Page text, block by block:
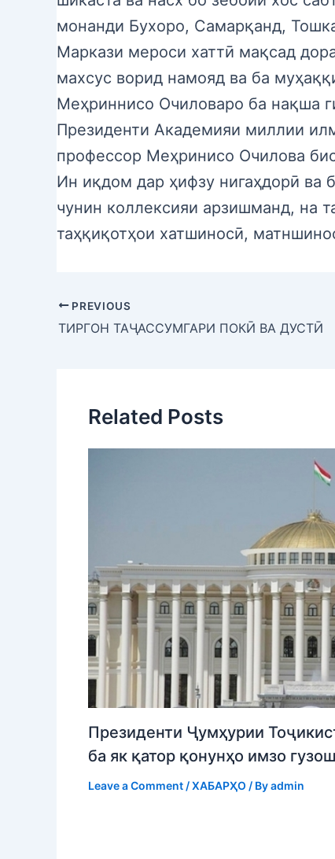
монанди Бухоро, Самарқанд,
Маркази мероси хаттӣ мақсад
махсус ворид намояд ва ба
Меҳриннисо Очиловаро ба нақша
Президенти Академияи миллии
профессор Меҳринисо Очилова
Ин иқдом дар ҳифзу нигаҳдорӣ ва
чунин коллексияи арзишманд, на
таҳқиқотҳои хатшиносӣ,
PREVIOUS
ТИРГОН ТАҶАССУМГАРИ ПОКӢ ВА ДУСТӢ
Related Posts
Президенти Ҷумҳурии
ба як қатор қонунҳо имзо
Leave a Comment /ХАБАРҲО / Byadmin